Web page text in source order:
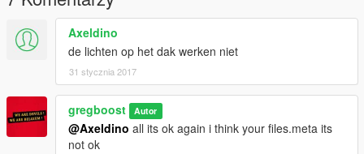
Axeldino
de lichten op het dak werken niet
31 stycznia 2017
gregboost Autor
@Axeldino all its ok again i think your files.meta its
not ok